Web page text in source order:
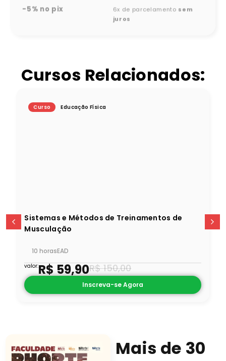
-5% no pix 6x de parcelamento sem
juros
Cursos Relacionados:
Curso Educação Física
Sistemas e Métodos de Treinamentos de
Musculação
10 horasEAD
valor:R$ 59,90R$150,00
Inscreva-se Agora
Mais de 30